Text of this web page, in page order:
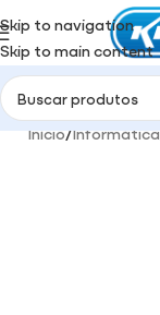
Skip to navigation
Skip to main content
Início/Informática